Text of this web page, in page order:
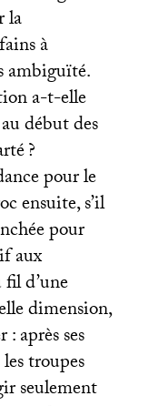
la
à
ambiguïté.
a-t-elle
début des
?
pour le
ensuite, s’il
pour
aux
d’une
dimension,
après ses
troupes
seulement